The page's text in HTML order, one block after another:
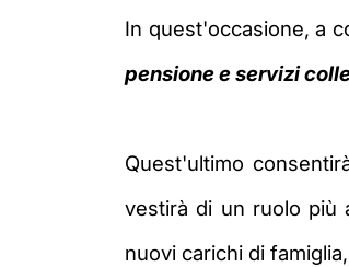
In quest'occasione, a
pensione e servizi
Quest'ultimo
vestirà di un ruolo più
nuovi carichi di